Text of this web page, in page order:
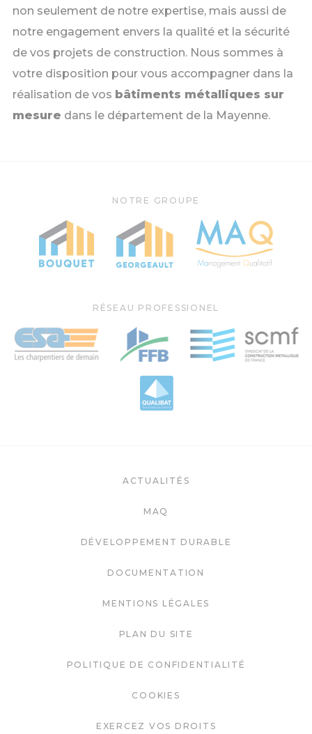
non seulement de notre expertise, mais aussi de
notre engagement envers la qualité et la sécurité
de vos projets de construction. Nous sommes à
votre disposition pour vous accompagner dans la
réalisation de vos bâtiments métalliques sur
mesure dans le département de la Mayenne.
NOTRE GROUPE
RÉSEAU PROFESSIONEL
ACTUALITÉS
MAQ
DÉVELOPPEMENT DURABLE
DOCUMENTATION
MENTIONS LÉGALES
PLAN DU SITE
POLITIQUE DE CONFIDENTIALITÉ
COOKIES
EXERCEZ VOS DROITS